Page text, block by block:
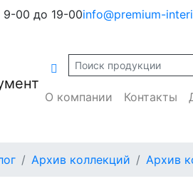
9-00 до 19-00info@premium-
О компании Контакты
Архив коллекций Архив